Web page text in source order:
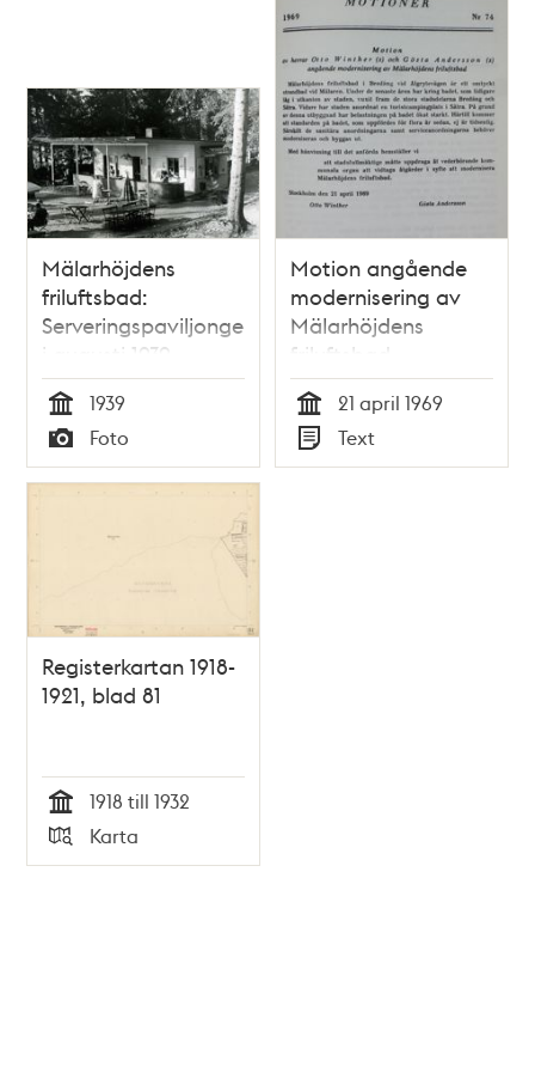
Mälarhöjdens
friluftsbad:
Serveringspaviljongen
i augusti 1939
Tid
1939
Typ
Foto
Motion angående
modernisering av
Mälarhöjdens
friluftsbad -
Stadsfullmäktige
1969
Tid
21 april 1969
Typ
Text
Registerkartan 1918-
1921, blad 81
Tid
1918 till 1932
Typ
Karta